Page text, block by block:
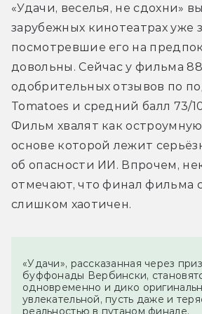
«Удачи, веселья, не сдохни»
зарубежных кинотеатрах уже
посмотревшие его на
довольны. Сейчас у фильма
одобрительных отзывов по
Фильм хвалят как
основе которой лежит
об опасности ИИ. Впрочем,
отмечают, что финал фильма
слишком хаотичен.
«Удачи», рассказанная через
буффонады Вербински,
одновременно и дико
увлекательной, пусть даже и